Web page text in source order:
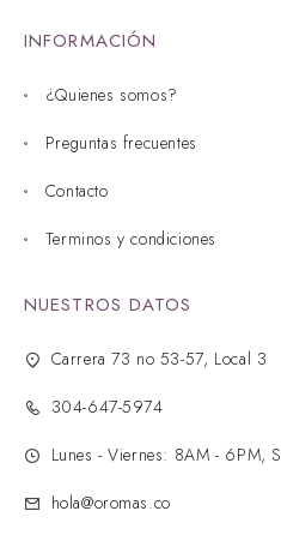
INFORMACIÓN
¿Quienes somos?
Preguntas frecuentes
Contacto
Terminos y condiciones
NUESTROS DATOS
Carrera 73 no 53-57, Local 3
304-647-5974
Lunes - Viernes: 8AM - 6PM,
hola@oromas.co